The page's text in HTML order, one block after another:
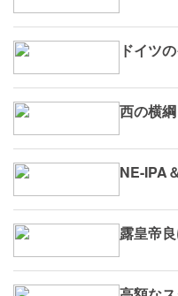
ドイツ
西の横
NE-IPA
露皇帝